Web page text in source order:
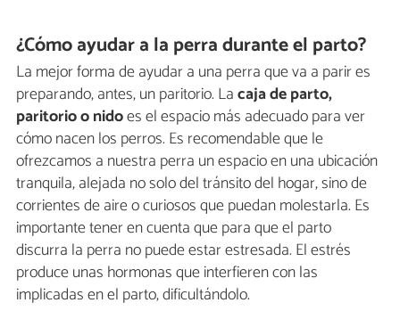
¿Cómo ayudar a la perra durante el parto?
La mejor forma de ayudar a una perra que va a parir es
preparando, antes, un paritorio. Lacaja de parto,
paritorio o nidoes el espacio más adecuado para ver
cómo nacen los perros. Es recomendable que le
ofrezcamos a nuestra perra un espacio en una ubicación
tranquila, alejada no solo del tránsito del hogar, sino de
corrientes de aire o curiosos que puedan molestarla. Es
importante tener en cuenta que para que el parto
discurra la perra no puede estar estresada. El estrés
produce unas hormonas que interfieren con las
implicadas en el parto, dificultándolo.